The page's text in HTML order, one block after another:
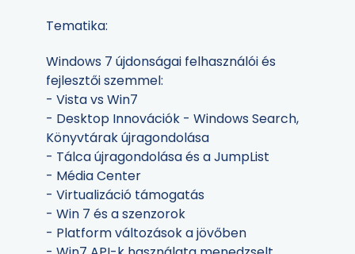
Tematika:
Windows 7 újdonságai felhasználói és
fejlesztői szemmel:
- Vista vs Win7
- Desktop Innovációk - Windows Search,
Könyvtárak újragondolása
- Tálca újragondolása és a JumpList
- Média Center
- Virtualizáció támogatás
- Win 7 és a szenzorok
- Platform változások a jövőben